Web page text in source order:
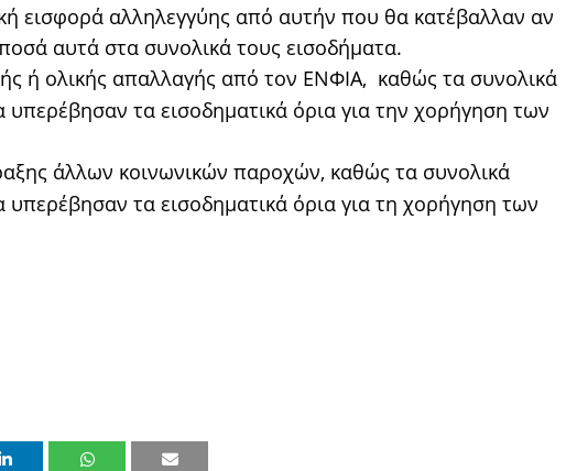
εισφορά αλληλεγγύης από αυτήν που θα κατέβαλλαν αν
αυτά στα συνολικά τους εισοδήματα.
ή ολικής απαλλαγής από τον ΕΝΦΙΑ, καθώς τα συνολικά
υπερέβησαν τα εισοδηματικά όρια για την χορήγηση των
άλλων κοινωνικών παροχών, καθώς τα συνολικά
υπερέβησαν τα εισοδηματικά όρια για τη χορήγηση των